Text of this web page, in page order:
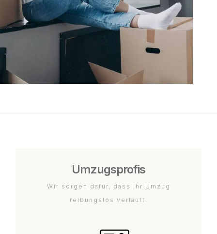
Umzugsprofis
Wir sorgen dafür, dass Ihr Umzug
reibungslos verläuft.